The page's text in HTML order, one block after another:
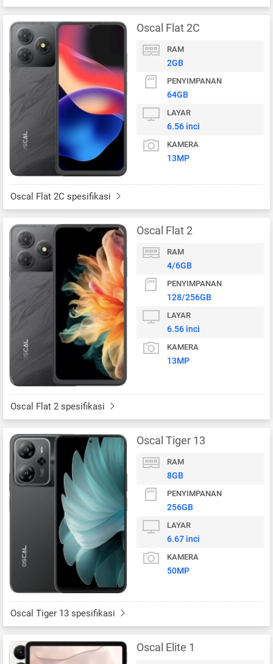
Oscal Flat 2C
RAM
2GB
PENYIMPANAN
64GB
LAYAR
6.56 inci
KAMERA
13MP
Oscal Flat 2C spesifikasi
Oscal Flat 2
RAM
4/6GB
PENYIMPANAN
128/256GB
LAYAR
6.56 inci
KAMERA
13MP
Oscal Flat 2 spesifikasi
Oscal Tiger 13
RAM
8GB
PENYIMPANAN
256GB
LAYAR
6.67 inci
KAMERA
50MP
Oscal Tiger 13 spesifikasi
Oscal Elite 1